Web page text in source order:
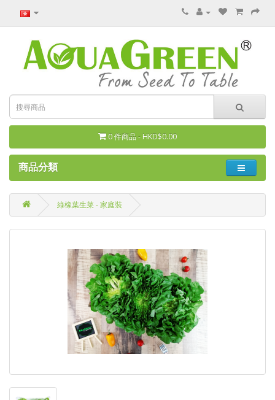
0 件商品 - HKD$0.00
商品分類
綠橡葉生菜 - 家庭裝